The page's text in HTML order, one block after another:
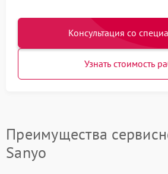
Консультация со
Узнать стоимость
Преимущества
Sanyo